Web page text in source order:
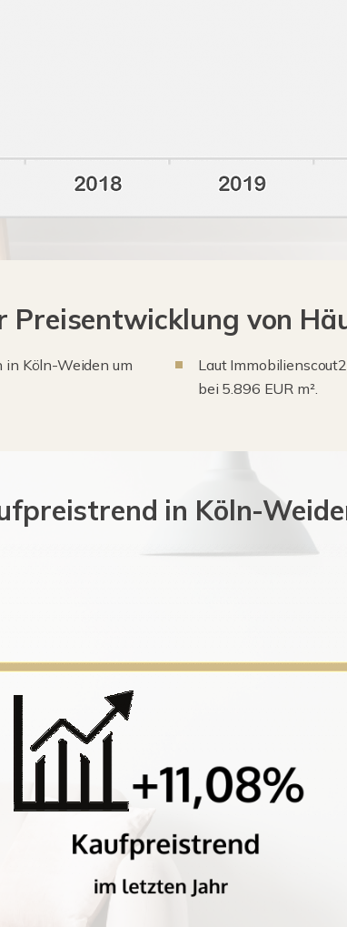
Preisentwicklung von
in Köln-Weiden um
Laut
bei 5.896 EUR m².
in Köln-